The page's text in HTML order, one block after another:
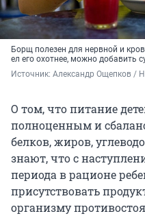
Борщ полезен для нервной и
ел его охотнее, можно добавить
Источник: Александр Ощепков /
О том, что питание
полноценным и
белков, жиров,
знают, что с
периода в рационе
присутствовать
организму